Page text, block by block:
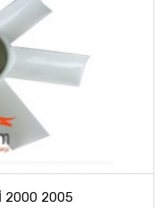
2000 2005